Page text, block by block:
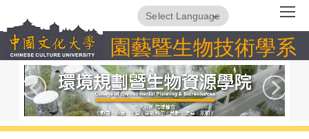
到
主
要
園藝暨生物技術學系
Translate